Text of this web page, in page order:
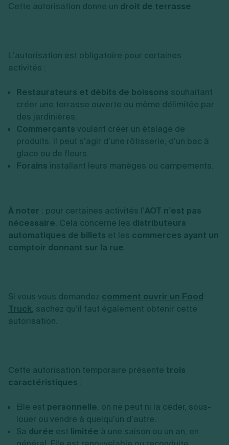
Cette autorisation donne un droit de terrasse.
L’autorisation est obligatoire pour certaines
activités :
Restaurateurs et débits de boissons souhaitant
créer une terrasse ouverte ou même délimitée par
des jardinières.
Commerçants voulant créer un étalage de
produits. Il peut s’agir d’une rôtisserie, d’un bac à
glace ou de fleurs.
Forains installant leurs manèges ou campements.
À noter : pour certaines activités l’AOT n’est pas
nécessaire. Cela concerne les distributeurs
automatiques de billets et les commerces ayant un
comptoir donnant sur la rue.
Si vous vous demandez comment ouvrir un Food
Truck, sachez qu’il faut également obtenir cette
autorisation.
Cette autorisation temporaire présente trois
caractéristiques :
Elle est personnelle, on ne peut ni la céder, sous-
louer ou vendre à quelqu’un d’autre.
Sa durée est limitée à une saison ou un an, en